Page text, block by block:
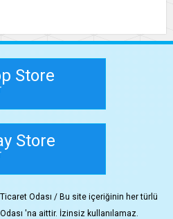
Store
Store
Odası / Bu site içeriğinin her türlü
'na aittir. İzinsiz kullanılamaz.